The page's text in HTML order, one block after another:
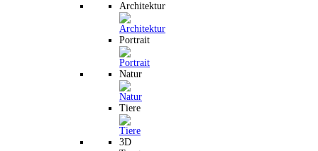
Architektur
Portrait
Natur
Tiere
3D